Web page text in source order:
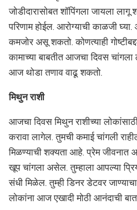
जोडीदारासोबत शॉपिंगला जायला
परिणाम होईल. आरोग्याची काळजी
कमजोर असू शकतो. कोणत्याही
कामाच्या बाबतीत आजचा दिवस चांगला
आज थोडा तणाव वाढू शकतो.
मिथुन राशी
आजचा दिवस मिथुन राशीच्या
करावा लागेल. तुमची कमाई चांगली
मिळण्याची शक्यता आहे. प्रेम
खूप चांगला असेल. तुम्हाला आपल्या
संधी मिळेल. तुम्ही डिनर डेटवर
लोकांना आज एखादी मोठी आनंदाची